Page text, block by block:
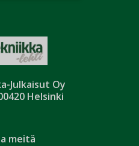
Julkaisut Oy
Helsinki
meitä